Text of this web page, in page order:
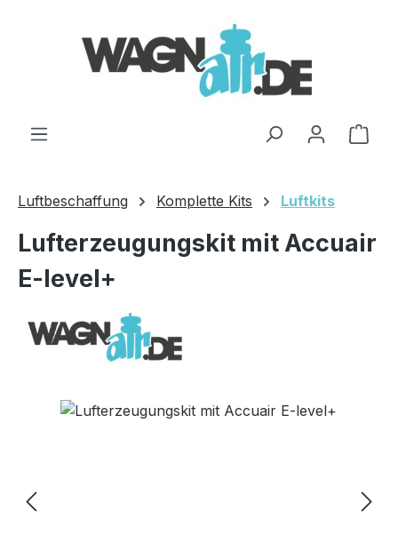
Luftbeschaffung Komplette Kits Luftkits
Lufterzeugungskit mit Accuair
E-level+
Bildergalerie überspringen